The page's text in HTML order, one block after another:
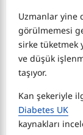
Uzmanlar yine
görülmemesi
sirke tüketmek
ve düşük
taşıyor.
Kan şekeriyle
Diabetes UK
kaynakları